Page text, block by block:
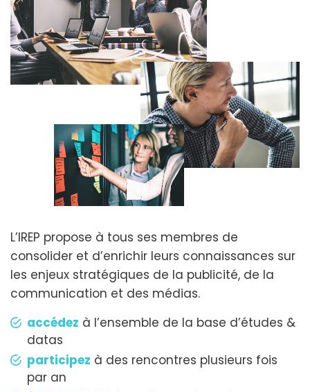
L’IREP propose à tous ses membres de
consolider et d’enrichir leurs connaissances sur
les enjeux stratégiques de la publicité, de la
communication et des médias.
accédez à l’ensemble de la base d’études &
datas
participez à des rencontres plusieurs fois
par an